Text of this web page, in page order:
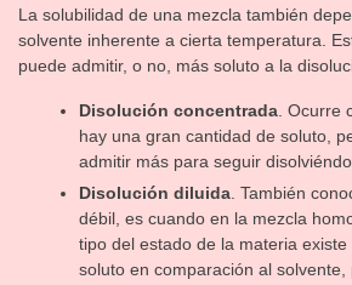
La solubilidad de una mezcla también
solvente inherente a cierta temperatura.
puede admitir, o no, más soluto a la
Disolución concentrada . Ocurre
hay una gran cantidad de soluto,
admitir más para seguir
Disolución diluida . También
débil, es cuando en la mezcla
tipo del estado de la materia
soluto en comparación al solvente,